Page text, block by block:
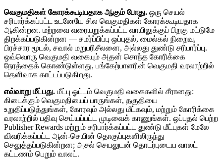
வெகுமதிகள் கோரக்கூடியதாக ஆகும் போது. ஒரு செயல்
சரிபார்க்கப்பட்ட உடனேயே சில வெகுமதிகள் கோரக்கூடியதாக
ஆகின்றன. மற்றவை வரையறுக்கப்பட்ட வாயிலுக்குப் பிறகு மட்டுமே
திறக்கப்படுகின்றன — சமர்ப்பிப்பு ஒப்புதல், மைல்கல் நிறைவு,
பிரச்சார மூடல், சவால் மறுபரிசீலனை, அல்லது துண்டு சரிபார்ப்பு.
ஒவ்வொரு வெகுமதி வகையும் அதன் சொந்த கோரிக்கை
நேரத்தைக் கொண்டுள்ளது, பங்கேற்பாளரின் வெகுமதி வரலாற்றில்
தெளிவாக காட்டப்படுகிறது.
எவ்வாறு மீட்பது. மீட்பு ஓட்டம் வெகுமதி வகைகளில் சீரானது:
கிடைக்கும் வெகுமதியைப் பாருங்கள், தகுதியை
உறுதிப்படுத்துங்கள், கோரவும் அல்லது மீட்கவும், மற்றும் கோரிக்கை
வரலாற்றில் பதிவு செய்யப்பட்ட முடிவைக் காணுங்கள். ஒப்புதல் பெற்ற
Publisher Rewards மற்றும் சரிபார்க்கப்பட்ட துண்டு மீட்புகள் மேலே
விவரிக்கப்பட்ட ஆன்-செயின் தொகுப்புகளிலிருந்து
செலுத்தப்படுகின்றன; அசல் செயலுடன் தொடர்புடைய வாலட்
கட்டணம் பெறும் வாலட்.